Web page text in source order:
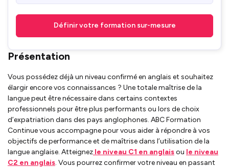
Définir votre formation sur-mesure
Présentation
Vous possédez déjà un niveau confirmé en anglais et souhaitez
élargir encore vos connaissances ? Une totale maîtrise de la
langue peut être nécessaire dans certains contextes
professionnels pour être plus performants ou lors de choix
d’expatriation dans des pays anglophones. ABC Formation
Continue vous accompagne pour vous aider à répondre à vos
objectifs de performance et de maîtrise dans l’utilisation de la
langue anglaise. Atteignez le niveau C1 en anglaisou le niveau
C2 en anglais. Vous pourrez confirmer votre niveau en passant